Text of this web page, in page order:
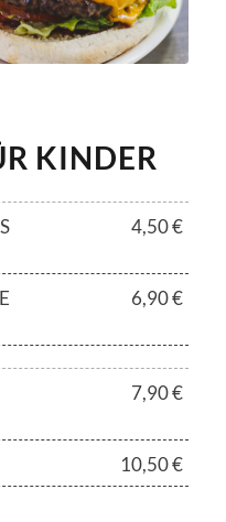
KINDER
4,50 €
6,90 €
7,90 €
10,50 €